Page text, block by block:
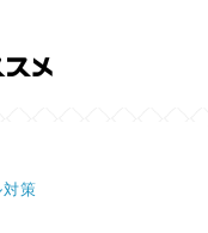
策